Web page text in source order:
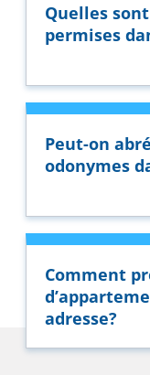
Quelles
permises
Peut-on
odonymes
Comment
adresse?